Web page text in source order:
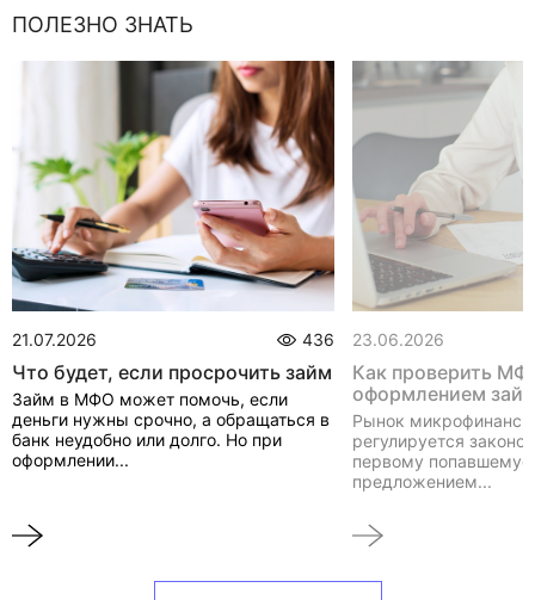
ПОЛЕЗНО ЗНАТЬ
21.07.2026 436
Что будет, если просрочить займ
Займ в МФО может помочь, если
деньги нужны срочно, а обращаться в
банк неудобно или долго. Но при
оформлении...
23.06.2026
Как проверить
оформлением
Рынок
регулируется
первому
предложением...